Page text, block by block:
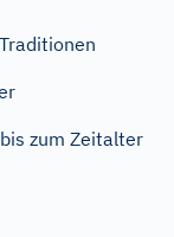
zum Zeitalter